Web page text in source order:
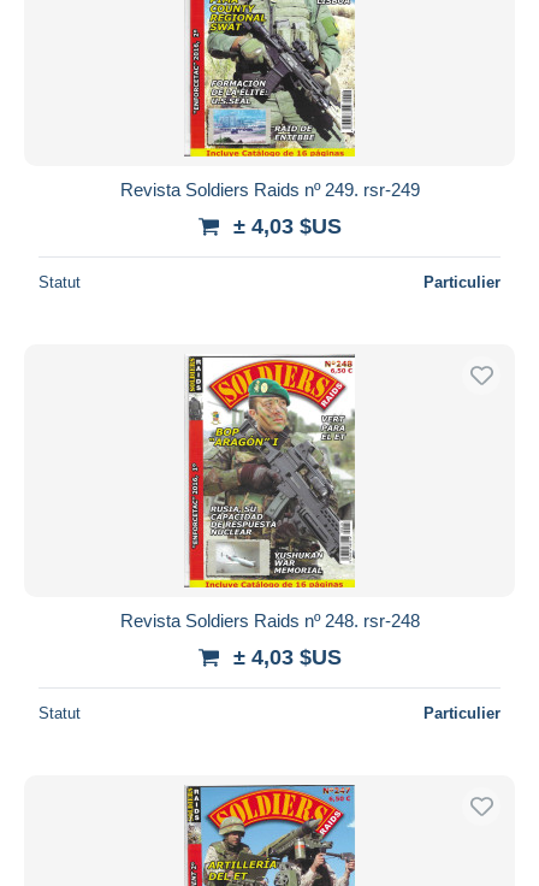
Revista Soldiers Raids nº 249. rsr-249
± 4,03 $US
Statut Particulier
Revista Soldiers Raids nº 248. rsr-248
± 4,03 $US
Statut Particulier